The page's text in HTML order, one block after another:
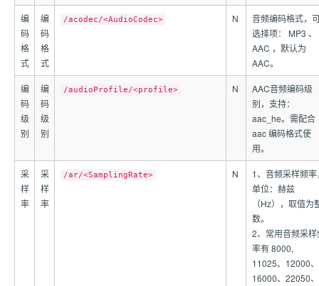
编
码
格
式
编
码
格
式
/acodec/<AudioCodec> N
音频编码格式，
选择项： MP3 、
AAC ，默认为
AAC。
编
码
级
别
编
码
级
别
/audioProfile/<profile> N
AAC音频编码级
别，支持：
aac_he。需配合
aac 编码格式使
用。
采
样
率
采
样
率
/ar/<SamplingRate> N
1、音频采样频率
单位：赫兹
（Hz），取值为
数。
2、常用音频采样
率有 8000,
11025、12000、
16000、22050、